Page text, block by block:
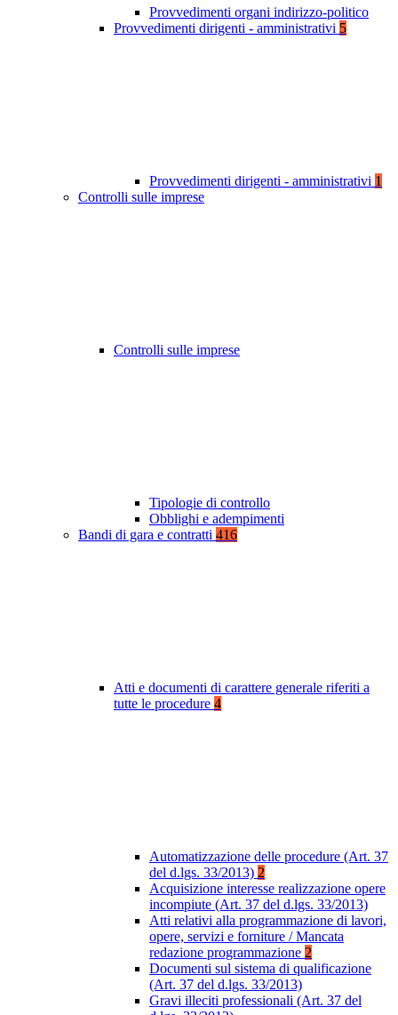
Provvedimenti organi indirizzo-politico
Provvedimenti dirigenti - amministrativi 5
Provvedimenti dirigenti - amministrativi 1
Controlli sulle imprese
Controlli sulle imprese
Tipologie di controllo
Obblighi e adempimenti
Bandi di gara e contratti 416
Atti e documenti di carattere generale riferiti a
tutte le procedure 4
Automatizzazione delle procedure (Art. 37
del d.lgs. 33/2013) 2
Acquisizione interesse realizzazione opere
incompiute (Art. 37 del d.lgs. 33/2013)
Atti relativi alla programmazione di lavori,
opere, servizi e forniture / Mancata
redazione programmazione 2
Documenti sul sistema di qualificazione
(Art. 37 del d.lgs. 33/2013)
Gravi illeciti professionali (Art. 37 del